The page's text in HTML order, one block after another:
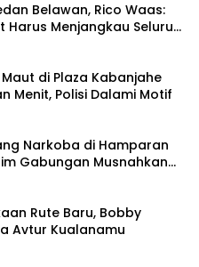
Belawan, Rico Waas:
Harus Menjangkau Seluruh
di Plaza Kabanjahe
Menit, Polisi Dalami Motif
Narkoba di Hamparan
Gabungan Musnahkan
Rute Baru, Bobby
Avtur Kualanamu